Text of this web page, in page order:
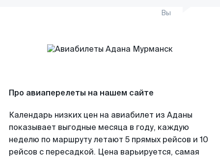
Вы
Про авиаперелеты на нашем сайте
Календарь низких цен на авиабилет из Аданы
показывает выгодные месяца в году, каждую
неделю по маршруту летают 5 прямых рейсов и 10
рейсов с пересадкой. Цена варьируется, самая